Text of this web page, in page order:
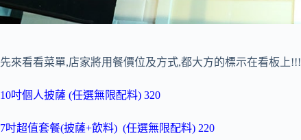
先來看看菜單,店家將用餐價位及方式,都大方的標示在看板上!!!
10吋個人披薩 (任選無限配料) 320
7吋超值套餐(披薩+飲料) (任選無限配料) 220